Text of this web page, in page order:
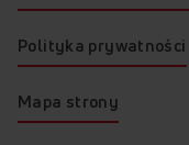
Polityka prywatności
Mapa strony